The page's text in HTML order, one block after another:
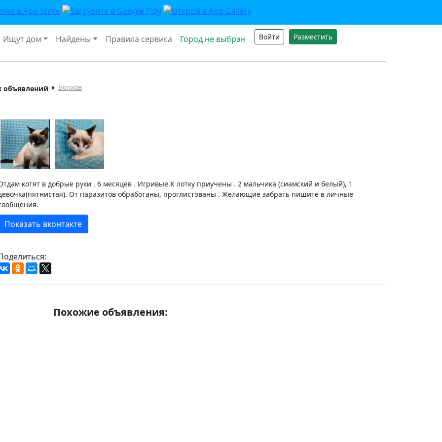
Ищут дом Найдены Правила сервиса Город не выбран Войти Разместить
объявлений Болхов
котят в добрые руки . 6 месяцев . Игривые.К лотку приучены . 2 мальчика (сиамский и белый), 1
От паразитов обработаны, проглистованы . Желающие забрать пишите в личные
Показать вконтакте
Похожие объявления: